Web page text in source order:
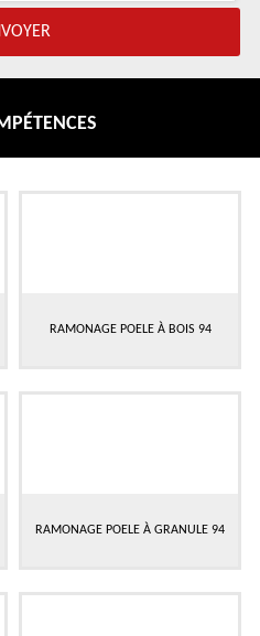
RAMONAGE POELE À BOIS 94
RAMONAGE POELE À GRANULE 94